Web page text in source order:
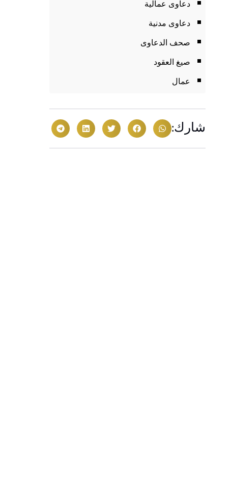
دعاوى عمالية
دعاوى مدنية
صحف الدعاوى
صيغ العقود
عمال
شارك: